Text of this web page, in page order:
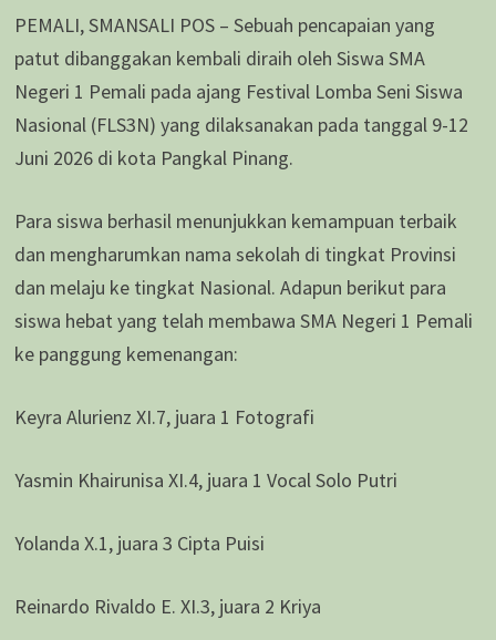
PEMALI, SMANSALI POS – Sebuah pencapaian yang
patut dibanggakan kembali diraih oleh Siswa SMA
Negeri 1 Pemali pada ajang Festival Lomba Seni Siswa
Nasional (FLS3N) yang dilaksanakan pada tanggal 9-12
Juni 2026 di kota Pangkal Pinang.
Para siswa berhasil menunjukkan kemampuan terbaik
dan mengharumkan nama sekolah di tingkat Provinsi
dan melaju ke tingkat Nasional. Adapun berikut para
siswa hebat yang telah membawa SMA Negeri 1 Pemali
ke panggung kemenangan:
Keyra Alurienz XI.7, juara 1 Fotografi
Yasmin Khairunisa XI.4, juara 1 Vocal Solo Putri
Yolanda X.1, juara 3 Cipta Puisi
Reinardo Rivaldo E. XI.3, juara 2 Kriya